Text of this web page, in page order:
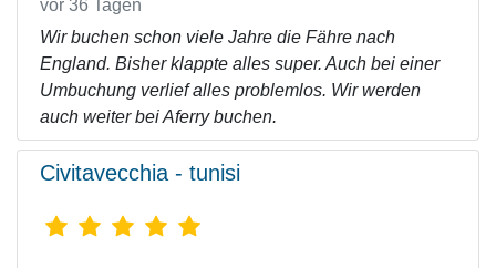
vor 36 Tagen
Wir buchen schon viele Jahre die Fähre nach
England. Bisher klappte alles super. Auch bei einer
Umbuchung verlief alles problemlos. Wir werden
auch weiter bei Aferry buchen.
Civitavecchia - tunisi